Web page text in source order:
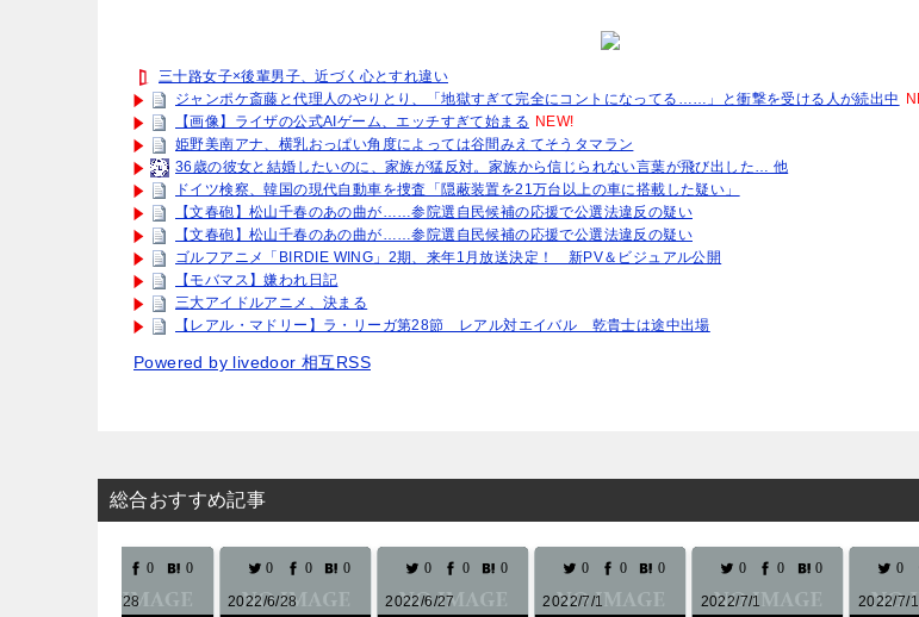
三十路女子×後輩男子、近づく心とすれ違い
ジャンポケ斎藤と代理人のやりとり、「地獄すぎて完全にコントになってる……」と衝撃を受ける人が続出中
【画像】ライザの公式AIゲーム、エッチすぎて始まる NEW!
姫野美南アナ、横乳おっぱい角度によっては谷間みえてそうタマラン
36歳の彼女と結婚したいのに、家族が猛反対。家族から信じられない言葉が飛び出した… 他
ドイツ検察、韓国の現代自動車を捜査「隠蔽装置を21万台以上の車に搭載した疑い」
【文春砲】松山千春のあの曲が……参院選自民候補の応援で公選法違反の疑い
【文春砲】松山千春のあの曲が……参院選自民候補の応援で公選法違反の疑い
ゴルフアニメ「BIRDIE WING」2期、来年1月放送決定！ 新PV＆ビジュアル公開
【モバマス】嫌われ日記
三大アイドルアニメ、決まる
【レアル・マドリー】ラ・リーガ第28節 レアル対エイバル 乾貴士は途中出場
Powered by livedoor 相互RSS
総合おすすめ記事
0 0
2022/7/1
0 0
2022/7/1
0 0
2022/7/1
0 0
2022/6/28
0 0
2022/6/27